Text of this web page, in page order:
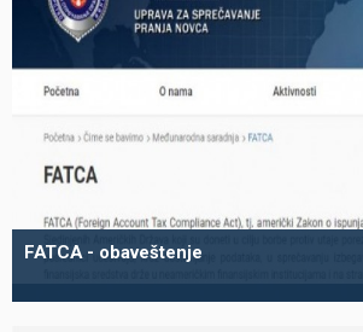
FATCA - obaveštenje